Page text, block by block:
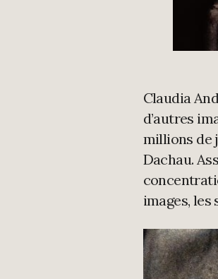
Claudia
d’autres
millions de
Dachau.
images,